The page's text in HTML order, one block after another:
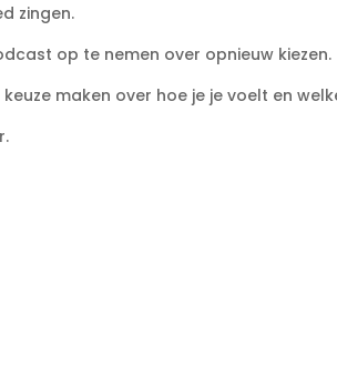
zingen.
op te nemen over opnieuw kiezen.
maken over hoe je je voelt en